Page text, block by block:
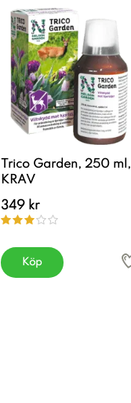
Trico Garden, 250 ml,
KRAV
349 kr
Köp